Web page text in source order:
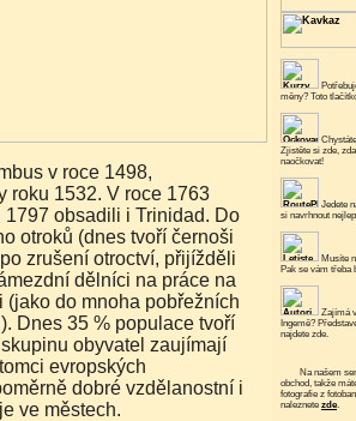
roku 1532. V roce 1763
1797 obsadili i Trinidad. Do
otroků (dnes tvoří černoši
zrušení otroctví, přijížděli
dělníci na práce na
do mnoha pobřežních
Dnes 35 % populace tvoří
obyvatel zaujímají
evropských
dobré vzdělanostní i
ve městech.
měny? Toto
Zjistěte si zde,
naočkovat!
Jedete
si navrhnout
Musíte
Pak se vám třeba
Zajímá
Ingemě?
najdete zde.
Na našem serveru funguje elektronický
obchod, takže
fotografie z
naleznete zde.